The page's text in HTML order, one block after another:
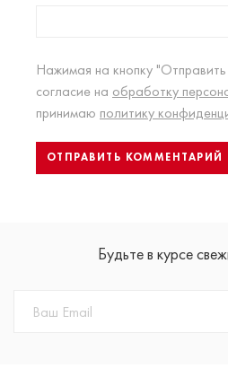
Нажимая на кнопку
согласие на обработку
принимаю политику
Будьте в курсе